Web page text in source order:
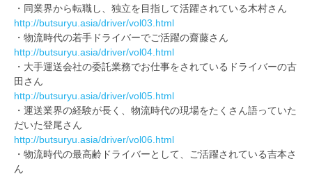
・同業界から転職し、独立を目指して活躍されている木村さん
http://butsuryu.asia/driver/vol03.html
・物流時代の若手ドライバーでご活躍の齋藤さん
http://butsuryu.asia/driver/vol04.html
・大手運送会社の委託業務でお仕事をされているドライバーの古
田さん
http://butsuryu.asia/driver/vol05.html
・運送業界の経験が長く、物流時代の現場をたくさん語っていた
だいた登尾さん
http://butsuryu.asia/driver/vol06.html
・物流時代の最高齢ドライバーとして、ご活躍されている吉本さ
ん